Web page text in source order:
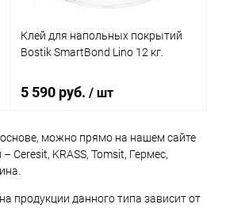
Клей для напольных покрытий
Bostik SmartBond Lino 12 кг.
5 590 руб./ шт
В корзину
Купить в 1 клик К сравнению
можно прямо на нашем сайте
KRASS, Tomsit, Гермес,
продукции данного типа зависит от